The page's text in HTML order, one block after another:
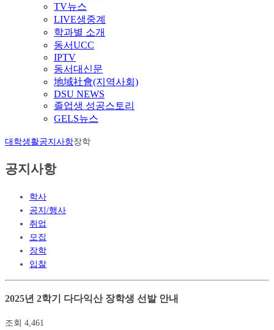
TV뉴스
LIVE생중계
학과별 소개
동서UCC
IPTV
동서대신문
地域社會(지역사회)
DSU NEWS
졸업생 성공스토리
GELS뉴스
대학생활공지사항장학
공지사항
학사
공지/행사
취업
모집
장학
입찰
2025년 2학기 다다익산 장학생 선발 안내
조회 4,461